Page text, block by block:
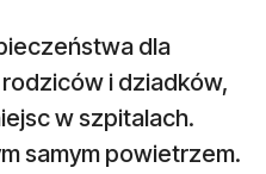
dla
i dziadków,
w szpitalach.
samym powietrzem.